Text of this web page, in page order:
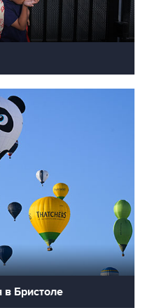
в Бристоле